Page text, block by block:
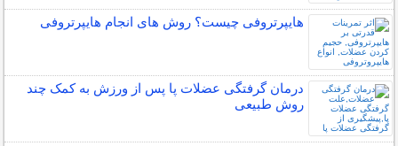
هایپرتروفی چیست؟ روش های انجام هایپرتروفی
درمان گرفتگی عضلات پا پس از ورزش به کمک چند
روش طبیعی